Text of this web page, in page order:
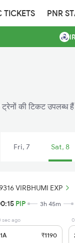
TICKETS PNR
की टिकट उपलब्ध
Fri, 7 Sat, 8
VIRBHUMI EXP
PIP 3h 45m
sec ago
1A ₹1190